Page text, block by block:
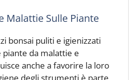
Malattie Sulle Piante
bonsai puliti e igienizzati
da malattie e
anche a favorire la loro